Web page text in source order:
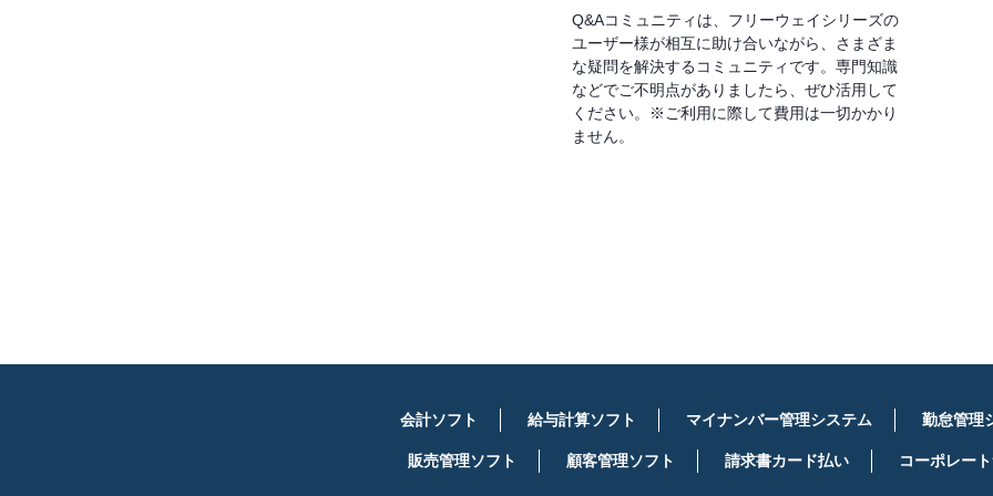
Q&Aコミュニティは、フリーウェイシリーズの
ユーザー様が相互に助け合いながら、さまざま
な疑問を解決するコミュニティです。専門知識
などでご不明点がありましたら、ぜひ活用して
ください。※ご利用に際して費用は一切かかり
ません。
会計ソフト 給与計算ソフト マイナンバー管理システム 勤怠管理
販売管理ソフト 顧客管理ソフト 請求書カード払い コーポレー